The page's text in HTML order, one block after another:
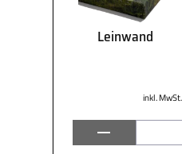
Leinwand
inkl.